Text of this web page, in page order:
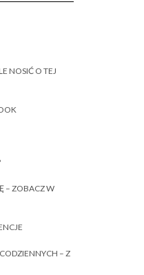
NOSIĆ O TEJ
– ZOBACZ W
– Z